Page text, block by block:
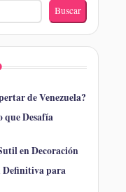
Buscar
de Venezuela?
que Desafía
en Decoración
Definitiva para